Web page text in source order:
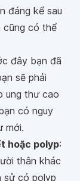
đáng kể sau
cũng có thể
đây bạn đã
sẽ phải
ung thư cao
có nguy
mới.
hoặc polyp:
thân khác
sử có polyp